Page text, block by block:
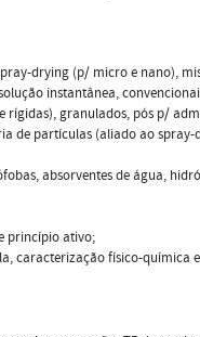
drying (p/ micro e nano),
instantânea,
rígidas), granulados, pós p/
de partículas (aliado ao
absorventes de água,
princípio ativo;
caracterização físico-química